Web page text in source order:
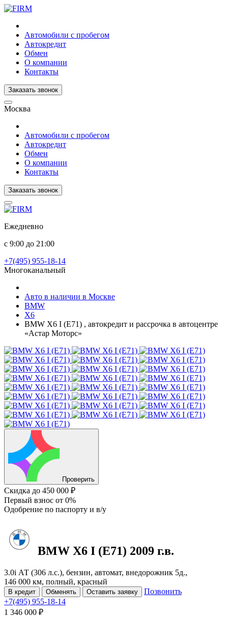
Автомобили с пробегом
Автокредит
Обмен
О компании
Контакты
Заказать звонок
Москва
Автомобили с пробегом
Автокредит
Обмен
О компании
Контакты
Заказать звонок
Ежедневно
с 9:00 до 21:00
+7(495) 955-18-14
Многоканальный
Авто в наличии в Москве
BMW
X6
BMW X6 I (E71) , автокредит и рассрочка в автоцентре
«Астар Моторс»
Проверить
Скидка до 450 000 ₽
Первый взнос от 0%
Одобрение по паспорту и в/у
BMW X6 I (E71) 2009 г.в.
3.0i АТ (306 л.с.), бензин, автомат, внедорожник 5д.,
146 000 км, полный, красный
В кредит Обменять Оставить заявку
Позвонить
+7(495) 955-18-14
1 346 000 ₽